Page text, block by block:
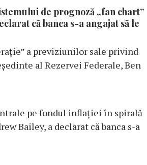
de prognoză „fan chart”
că banca s-a angajat să le
a previziunilor sale privind
al Rezervei Federale, Ben
pe fondul inflației în spirală
Bailey, a declarat că banca s-a